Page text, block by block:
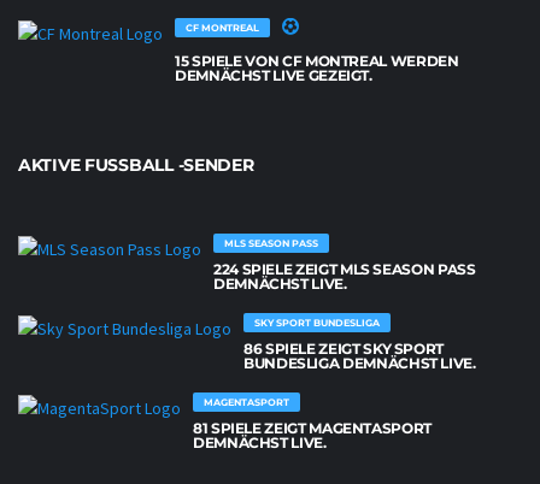
CF MONTREAL
15 SPIELE VON CF MONTREAL WERDEN
DEMNÄCHST LIVE GEZEIGT.
AKTIVE FUSSBALL -SENDER
MLS SEASON PASS
224 SPIELE ZEIGT MLS SEASON PASS
DEMNÄCHST LIVE.
SKY SPORT BUNDESLIGA
86 SPIELE ZEIGT SKY SPORT
BUNDESLIGA DEMNÄCHST LIVE.
MAGENTASPORT
81 SPIELE ZEIGT MAGENTASPORT
DEMNÄCHST LIVE.